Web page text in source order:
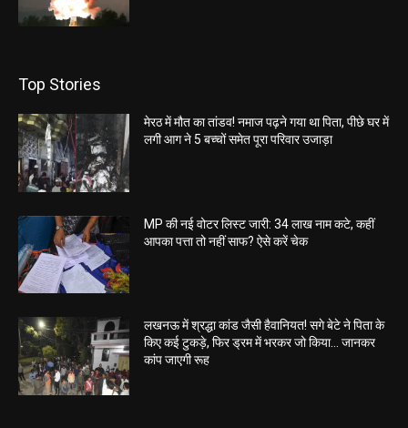
Top Stories
मेरठ में मौत का तांडव! नमाज पढ़ने गया था पिता, पीछे घर में
लगी आग ने 5 बच्चों समेत पूरा परिवार उजाड़ा
MP की नई वोटर लिस्ट जारी: 34 लाख नाम कटे, कहीं
आपका पत्ता तो नहीं साफ? ऐसे करें चेक
लखनऊ में श्रद्धा कांड जैसी हैवानियत! सगे बेटे ने पिता के
किए कई टुकड़े, फिर ड्रम में भरकर जो किया… जानकर
कांप जाएगी रूह